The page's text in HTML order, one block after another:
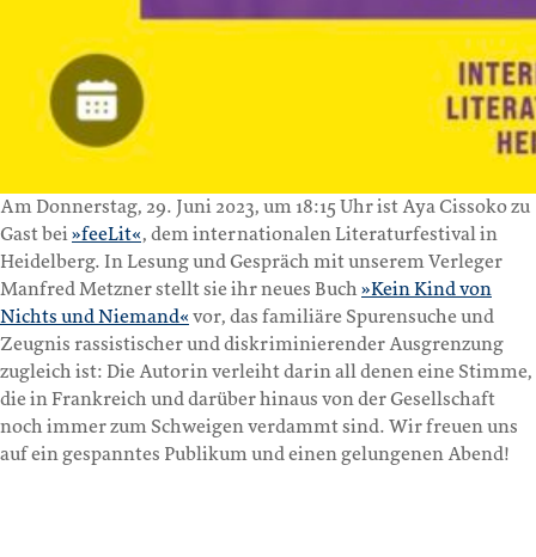
Am Donnerstag, 29. Juni 2023, um 18:15 Uhr ist Aya Cissoko zu
Gast bei»feeLit«, dem internationalen Literaturfestival in
Heidelberg. In Lesung und Gespräch mit unserem Verleger
Manfred Metzner stellt sie ihr neues Buch»Kein Kind von
Nichts und Niemand« vor, das familiäre Spurensuche und
Zeugnis rassistischer und diskriminierender Ausgrenzung
zugleich ist: Die Autorin verleiht darin all denen eine Stimme,
die in Frankreich und darüber hinaus von der Gesellschaft
noch immer zum Schweigen verdammt sind. Wir freuen uns
auf ein gespanntes Publikum und einen gelungenen Abend!